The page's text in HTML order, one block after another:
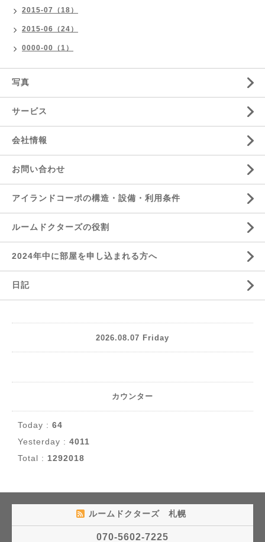
2015-07（18）
2015-06（24）
0000-00（1）
写真
サービス
会社情報
お問い合わせ
アイランドコーポの構造・設備・利用条件
ルームドクターズの役割
2024年中に部屋を申し込まれる方へ
日記
2026.08.07 Friday
カウンター
Today : 64
Yesterday : 4011
Total : 1292018
ルームドクターズ 札幌
070-5602-7225